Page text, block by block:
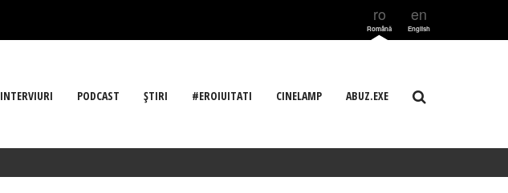
ro
Română
en
English
INTERVIURI PODCAST ŞTIRI #EROIUITATI CINELAMP ABUZ.EXE